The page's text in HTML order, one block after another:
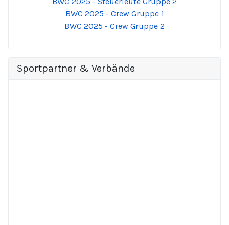
BWC 2025 - Crew Gruppe 1
BWC 2025 - Crew Gruppe 2
Sportpartner & Verbände